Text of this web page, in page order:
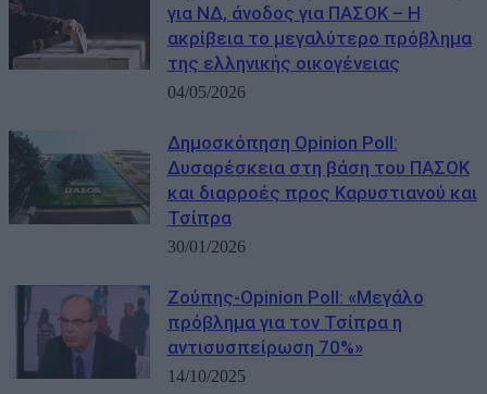
για ΝΔ, άνοδος για ΠΑΣΟΚ – Η
ακρίβεια το μεγαλύτερο πρόβλημα
της ελληνικής οικογένειας
04/05/2026
Δημοσκόπηση Opinion Poll:
Δυσαρέσκεια στη βάση του ΠΑΣΟΚ
και διαρροές προς Καρυστιανού και
Τσίπρα
30/01/2026
Ζούπης-Opinion Poll: «Μεγάλο
πρόβλημα για τον Τσίπρα η
αντισυσπείρωση 70%»
14/10/2025